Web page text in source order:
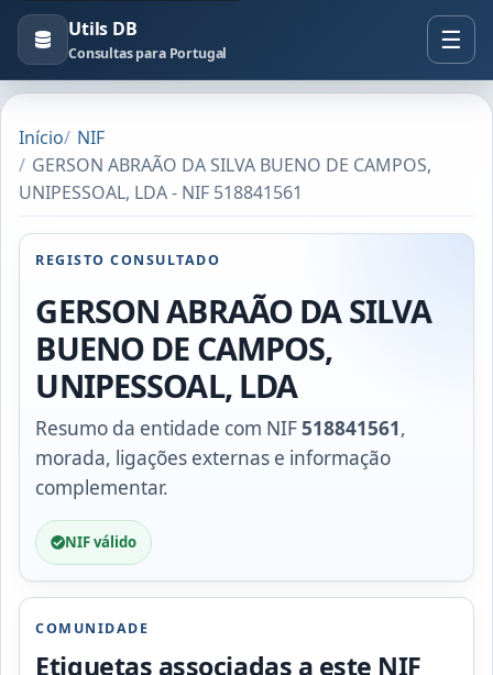
Utils DB
Consultas para Portugal
Início
NIF
GERSON ABRAÃO DA SILVA BUENO DE CAMPOS,
UNIPESSOAL, LDA - NIF 518841561
REGISTO CONSULTADO
GERSON ABRAÃO DA SILVA
BUENO DE CAMPOS,
UNIPESSOAL, LDA
Resumo da entidade com NIF518841561,
morada, ligações externas e informação
complementar.
NIF válido
COMUNIDADE
Etiquetas associadas a este NIF